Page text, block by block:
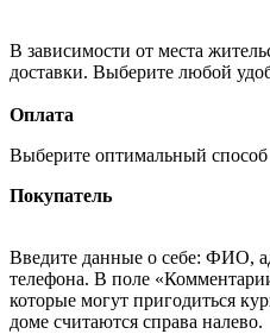
В зависимости от места
доставки. Выберите любой
Оплата
Выберите оптимальный
Покупатель
Введите данные о себе: ФИО,
телефона. В поле
которые могут пригодиться
доме считаются справа налево.